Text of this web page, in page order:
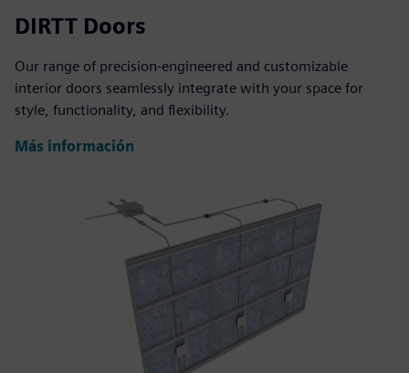
DIRTT Doors
Our range of precision-engineered and customizable
interior doors seamlessly integrate with your space for
style, functionality, and flexibility.
Más información